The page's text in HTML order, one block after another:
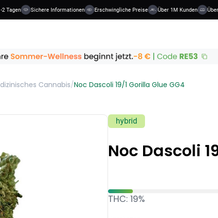
Tagen Sichere Informationen Erschwingliche Preise Über 1M Kunden Über
Cannabis/Noc Dascoli 19/1 Gorilla Glue GG4
hybrid
Noc Dascoli
THC: 19%